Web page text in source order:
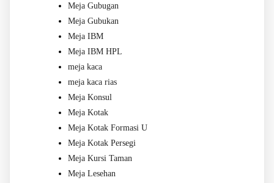
Meja Gubugan
Meja Gubukan
Meja IBM
Meja IBM HPL
meja kaca
meja kaca rias
Meja Konsul
Meja Kotak
Meja Kotak Formasi U
Meja Kotak Persegi
Meja Kursi Taman
Meja Lesehan